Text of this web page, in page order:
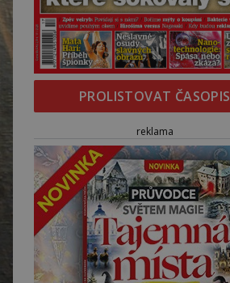
PROLISTOVAT ČASOPIS
reklama